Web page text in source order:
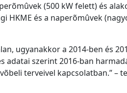
(500 kW felett) és
HKME és a naperõmûvek
ugyanakkor a 2014-ben és
adatai szerint 2016-ban
terveivel kapcsolatban.” –